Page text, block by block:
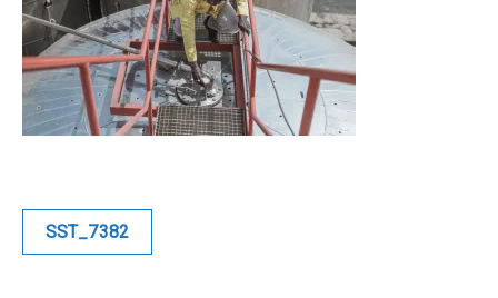
Blue
Equilibre
Renaissance
Sunustreet
Navigation
SST_7382